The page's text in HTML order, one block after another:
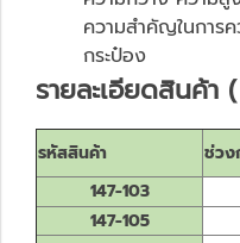
ความสำคัญในการ
กระป๋อง
รายละเอียดสินค้า
รหัสสินค้า ช่วง
147-103
147-105